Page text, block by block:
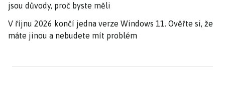
jsou důvody, proč byste měli
V říjnu 2026 končí jedna verze Windows 11. Ověřte si, že
máte jinou a nebudete mít problém